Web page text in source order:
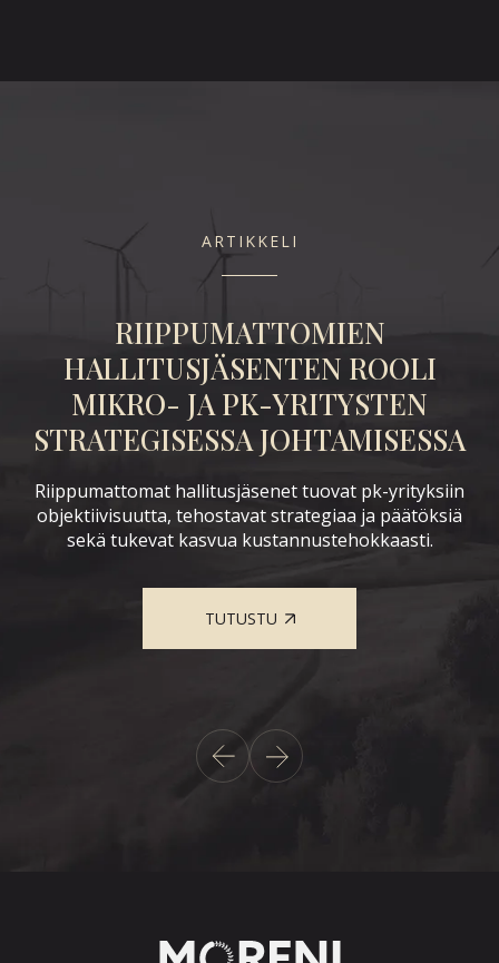
ARTIKKELI
RIIPPUMATTOMIEN
HALLITUSJÄSENTEN ROOLI
MIKRO- JA PK-YRITYSTEN
STRATEGISESSA JOHTAMISESSA
Riippumattomat hallitusjäsenet tuovat pk-yrityksiin
objektiivisuutta, tehostavat strategiaa ja päätöksiä
sekä tukevat kasvua kustannustehokkaasti.
TUTUSTU